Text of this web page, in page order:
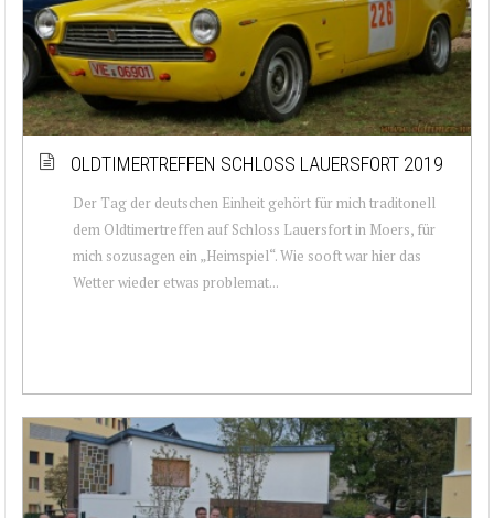
OLDTIMERTREFFEN SCHLOSS LAUERSFORT 2019
Der Tag der deutschen Einheit gehört für mich traditonell
dem Oldtimertreffen auf Schloss Lauersfort in Moers, für
mich sozusagen ein „Heimspiel“. Wie sooft war hier das
Wetter wieder etwas problemat...